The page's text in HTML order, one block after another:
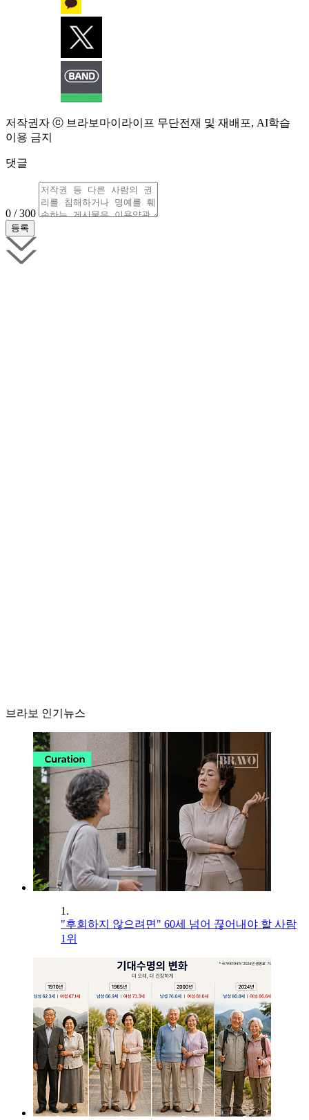
저작권자 ⓒ 브라보마이라이프 무단전재 및 재배포, AI학습
이용 금지
댓글
0 / 300
브라보 인기뉴스
1.
"후회하지 않으려면" 60세 넘어 끊어내야 할 사람
1위